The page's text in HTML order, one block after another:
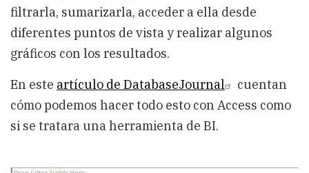
filtrarla, sumarizarla, acceder a ella desde
diferentes puntos de vista y realizar algunos
gráficos con los resultados.
En este artículo de DatabaseJournal
cuentan
cómo podemos hacer todo esto con Access como
si se tratara una herramienta de BI.